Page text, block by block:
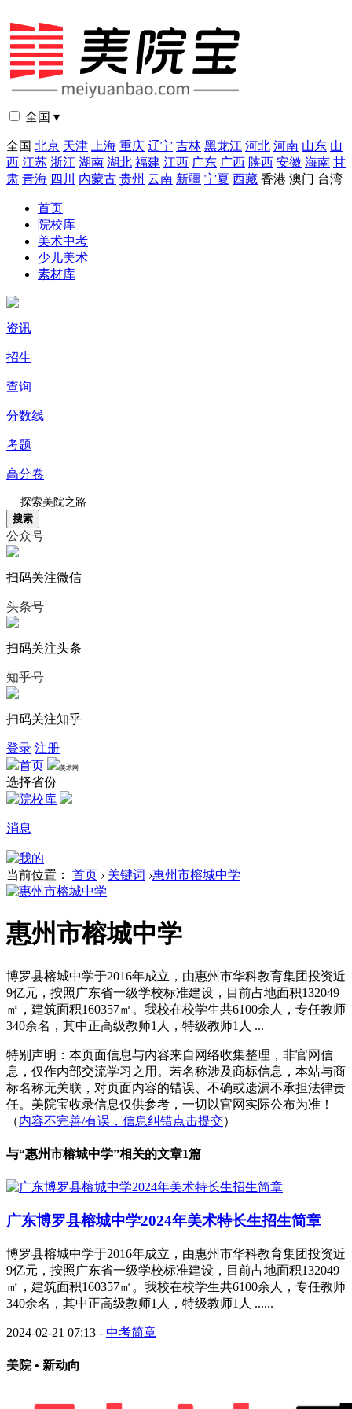
全国 ▾
全国 北京 天津 上海 重庆 辽宁 吉林 黑龙江 河北 河南 山东 山
西 江苏 浙江 湖南 湖北 福建 江西 广东 广西 陕西 安徽 海南 甘
肃 青海 四川 内蒙古 贵州 云南 新疆 宁夏 西藏 香港 澳门 台湾
首页
院校库
美术中考
少儿美术
素材库
资讯
招生
查询
分数线
考题
高分卷
搜索
公众号
扫码关注微信
头条号
扫码关注头条
知乎号
扫码关注知乎
登录 注册
首页
美术网
选择省份
院校库
消息
我的
当前位置：
首页 › 关键词 ›惠州市榕城中学
惠州市榕城中学
博罗县榕城中学于2016年成立，由惠州市华科教育集团投资近
9亿元，按照广东省一级学校标准建设，目前占地面积132049
㎡，建筑面积160357㎡。我校在校学生共6100余人，专任教师
340余名，其中正高级教师1人，特级教师1人 ...
特别声明：本页面信息与内容来自网络收集整理，非官网信
息，仅作内部交流学习之用。若名称涉及商标信息，本站与商
标名称无关联，对页面内容的错误、不确或遗漏不承担法律责
任。美院宝收录信息仅供参考，一切以官网实际公布为准！
（内容不完善/有误，信息纠错点击提交）
与“惠州市榕城中学”相关的文章1篇
广东博罗县榕城中学2024年美术特长生招生简章
博罗县榕城中学于2016年成立，由惠州市华科教育集团投资近
9亿元，按照广东省一级学校标准建设，目前占地面积132049
㎡，建筑面积160357㎡。我校在校学生共6100余人，专任教师
340余名，其中正高级教师1人，特级教师1人 ......
2024-02-21 07:13 - 中考简章
美院 • 新动向